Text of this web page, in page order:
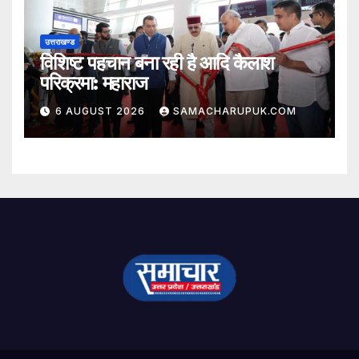
उत्तराखण्ड
विशिष्ट पहचान बना रही है आदि कैलाश
परिक्रमा: महाराज
6 AUGUST 2026 SAMACHARUPUK.COM